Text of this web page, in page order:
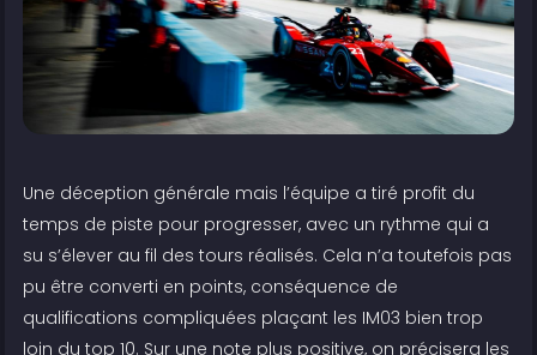
Une déception générale mais l’équipe a tiré profit du
temps de piste pour progresser, avec un rythme qui a
su s’élever au fil des tours réalisés. Cela n’a toutefois pas
pu être converti en points, conséquence de
qualifications compliquées plaçant les IM03 bien trop
loin du top 10. Sur une note plus positive, on précisera les